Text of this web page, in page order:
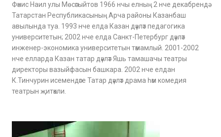
Фәнис Наил улы Мөсәгыйтов 1966 нчы елның 2 нче декабрендә
Татарстан Республикасының Арча районы Казанбаш
авылында туа. 1993 нче елда Казан дәүләт педагогика
университетын; 2002 нче елда Санкт-Петербург дәүләт
инженер-экономика университетын тәмамлый. 2001-2002
нче елларда Казан татар дәүләт Яшь тамашачы театры
директоры вазыйфасын башкара. 2002 нче елдан
К.Тинчурин исемендәге Татар дәүләт драма һәм комедия
театрын җитәкли.